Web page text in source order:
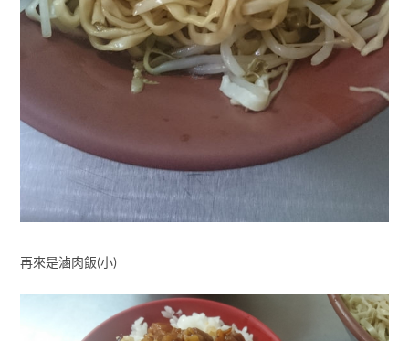
再來是滷肉飯(小)